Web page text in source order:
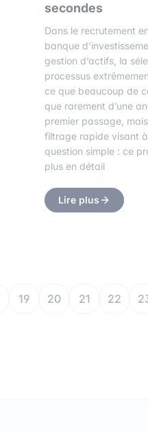
secondes
Dans le recrutement
banque
gestion d’actifs, la
processus
ce que beaucoup de
que rarement d’une
premier passage,
filtrage rapide visant
question simple : ce
plus en détail
Lire plus
19 20 21 22